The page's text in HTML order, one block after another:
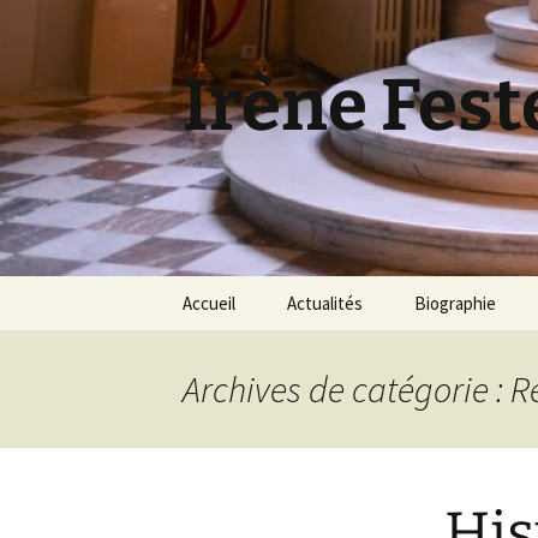
Irène
Accueil Actualités Biographie
Archives de catégorie :